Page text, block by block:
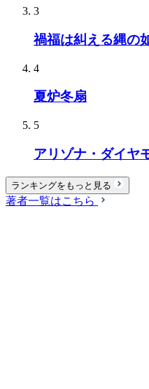
3
禍福は糾える縄の
4
夏炉冬扇
5
アリゾナ・ダイヤ
ランキングをもっと見る
著者一覧はこちら